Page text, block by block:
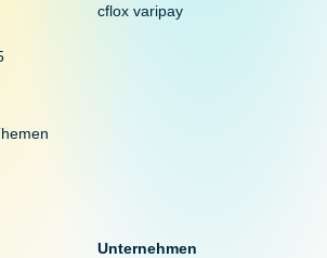
cflox varipay
Unternehmen